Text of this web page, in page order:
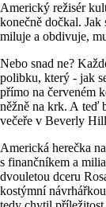
Americký režisér
konečně dočkal. Jak
miluje a obdivuje,
Nebo snad ne?
polibku, který - jak
přímo na červeném
něžně na krk. A teď
večeře v Beverly
Americká herečka
s finančníkem a
dvouletou dceru
kostýmní